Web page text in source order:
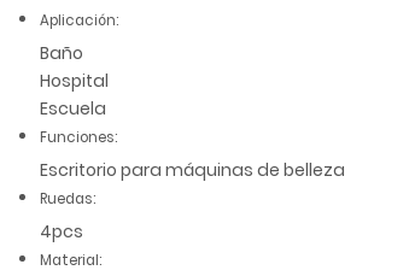
Aplicación:
Baño
Hospital
Escuela
Funciones:
Escritorio para máquinas de belleza
Ruedas:
4pcs
Material: